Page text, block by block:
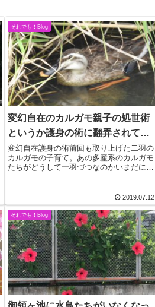
それでも！Blog
変幻自在のカルガモ親子の処世術
というか護身の術に翻弄されて…
変幻自在護身の術前回も取り上げた二羽の
カルガモの子育て。あの多産系のカルガモ
たちがどうして一羽づつなのかいまだに謎
ヒバリは巣から離れたところに降下して、
巣まで小走りす...
2019.07.12
それでも！Blog